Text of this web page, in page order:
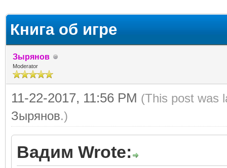
Книга об игре
Зырянов
Moderator
11-22-2017, 11:56 PM (This post was
Зырянов.)
Вадим Wrote: